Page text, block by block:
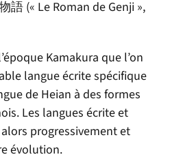
語 (« Le Roman de Genji »,
Kamakura que l’on
langue écrite spécifique
de Heian à des formes
Les langues écrite et
progressivement et
évolution.